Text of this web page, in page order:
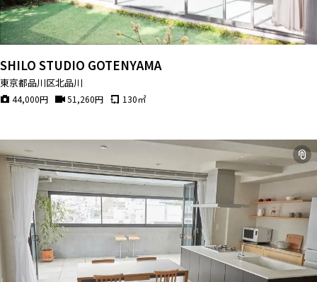
SHILO STUDIO GOTENYAMA
東京都品川区北品川
44,000円 51,260円 130㎡